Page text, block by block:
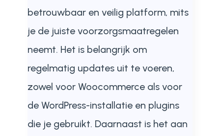
betrouwbaar en veilig platform, mits
je de juiste voorzorgsmaatregelen
neemt. Het is belangrijk om
regelmatig updates uit te voeren,
zowel voor Woocommerce als voor
de WordPress-installatie en plugins
die je gebruikt. Daarnaast is het aan